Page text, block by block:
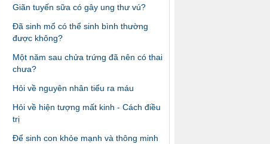
Giãn tuyến sữa có gây ung thư vú?
Đã sinh mổ có thể sinh bình thường
được không?
Một năm sau chửa trứng đã nên có thai
chưa?
Hỏi về nguyên nhân tiểu ra máu
Hỏi về hiện tượng mất kinh - Cách điều
trị
Để sinh con khỏe mạnh và thông minh